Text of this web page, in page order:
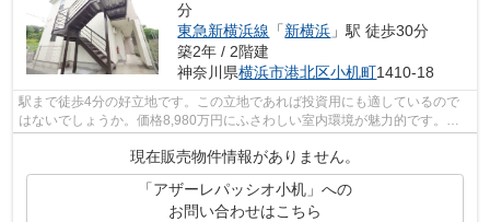
分
東急新横浜線 「新横浜 」駅 徒歩30分
築2年 / 2階建
神奈川県横浜市港北区小机町1410-18
駅まで徒歩4分の好立地です。この立地であれば投資用にも適しているので
はないでしょうか。価格8,980万円にふさわしい室内環境が魅力的です。投
現在販売物件情報がありません。
「アザーレパッシオ小机」への
お問い合わせはこちら